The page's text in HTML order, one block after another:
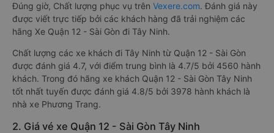
Đúng giờ, Chất lượng phục vụ trên Vexere.com. Đánh giá này
được viết trực tiếp bởi các khách hàng đã trải nghiệm các
hãng Xe Quận 12 - Sài Gòn đi Tây Ninh.
Chất lượng các xe khách đi Tây Ninh từ Quận 12 - Sài Gòn
được đánh giá 4.7, với điểm trung bình là 4.7/5 bởi 4560 hành
khách. Trong đó hãng xe khách Quận 12 - Sài Gòn Tây Ninh
tốt nhất tuyến được đánh giá 4.8/5 bởi 3978 hành khách là
nhà xe Phương Trang.
2. Giá vé xe Quận 12 - Sài Gòn Tây Ninh